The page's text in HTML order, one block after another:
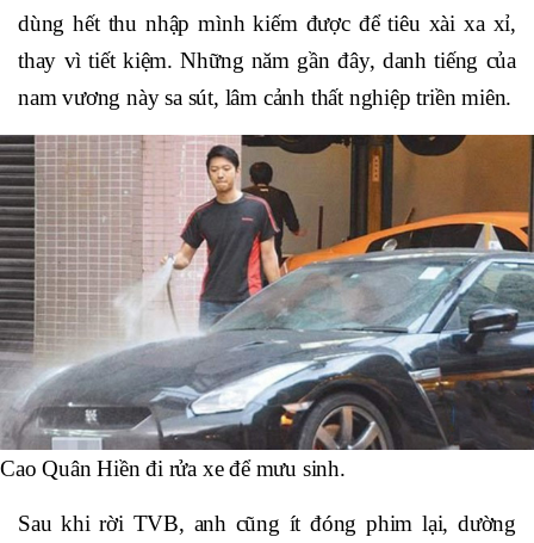
dùng hết thu nhập mình kiếm được để tiêu xài xa xỉ,
thay vì tiết kiệm. Những năm gần đây, danh tiếng của
nam vương này sa sút, lâm cảnh thất nghiệp triền miên.
Cao Quân Hiền đi rửa xe để mưu sinh.
Sau khi rời TVB, anh cũng ít đóng phim lại, dường